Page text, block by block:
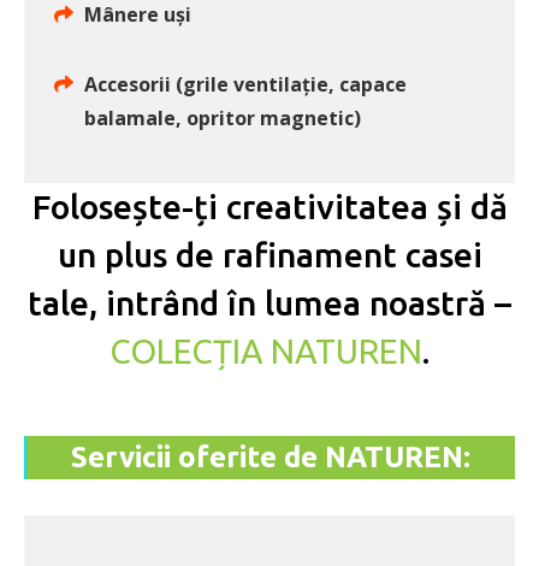
Mânere uși
Accesorii (grile ventilație, capace
balamale, opritor magnetic)
Folosește-ți creativitatea și dă
un plus de rafinament casei
tale, intrând în lumea noastră –
COLECȚIA NATUREN.
Servicii oferite de NATUREN: